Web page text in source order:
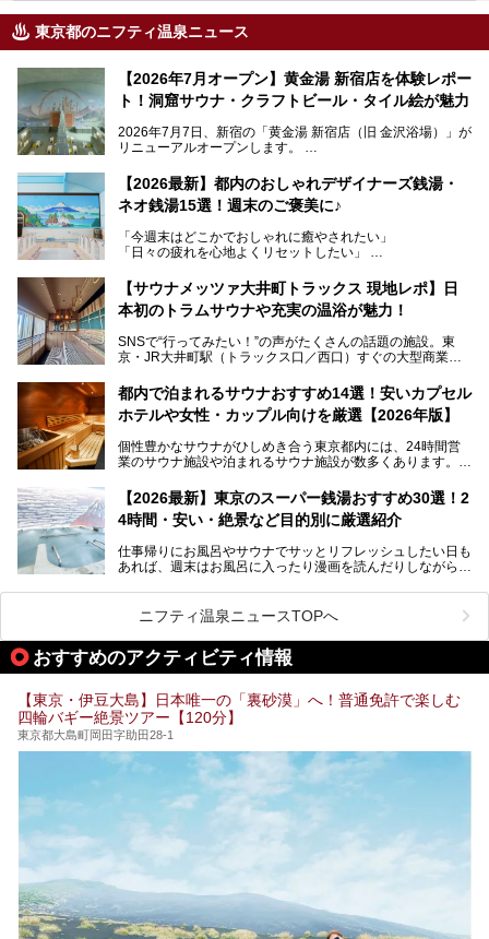
東京都のニフティ温泉ニュース
【2026年7月オープン】黄金湯 新宿店を体験レポー
ト！洞窟サウナ・クラフトビール・タイル絵が魅力
2026年7月7日、新宿の「黄金湯 新宿店（旧 金沢浴場）」が
リニューアルオープンします。
レトロでノスタルジックなタイル絵はそのまま、昔からここ
を知る地元の人にも、新しく足を運んでくれる人にも愛され
る、今の時代の"銭湯"として生まれ変わりました。洞窟のよ
ビアバーなど、新しく登場したスポットも併せて紹介しま
す。充実した設備があるのに、基本の入浴料が銭湯価格の5
【2026最新】都内のおしゃれデザイナーズ銭湯・
ネオ銭湯15選！週末のご褒美に♪
「今週末はどこかでおしゃれに癒やされたい」
「日々の疲れを心地よくリセットしたい」
となっている新しいスタイルの銭湯です。
最近、SNSやメディアで「デザイナーズ銭湯」や「ネオ銭
本記事では、そもそもこれらがどんな銭湯なのか、その気に
いおしゃれな名店15選を、おすすめの順番で一挙にご紹介
します。
【サウナメッツァ大井町トラックス 現地レポ】日
本初のトラムサウナや充実の温浴が魅力！
SNSで“行ってみたい！”の声がたくさんの話題の施設。東
京・JR大井町駅（トラックス口／西口）すぐの大型商業施
ツァ大井町トラックス」がニューオープン。施設の様子をレ
ポ―トします。
都内で泊まれるサウナおすすめ14選！安いカプセル
ホテルや女性・カップル向けを厳選【2026年版】
個性豊かなサウナがひしめき合う東京都内には、24時間営
業のサウナ施設や泊まれるサウナ施設が数多くあります。
を旅の目的とする「サ旅」や自分へのご褒美のための宿泊な
ど、自分の好きなタイミングで好きなだけサ活ができるのが
魅力です。
最近では、男性専用施設だけでなく、カップルや女性に嬉し
い個室サウナも増えてきました。
ら、特におすすめしたい施設14選をご紹介します。
してみてください。
【2026最新】東京のスーパー銭湯おすすめ30選！2
4時間・安い・絶景など目的別に厳選紹介
仕事帰りにお風呂やサウナでサッとリフレッシュしたい日も
あれば、週末はお風呂に入ったり漫画を読んだりしながら一
また、終電を逃してしまい、「このまま朝までゆっくりでき
る場所があれば」と探した経験がある人も多いのではないで
しょうか。
そこで本記事では、東京でおすすめのスーパー銭湯を、目的
24時間営業で宿泊できる施設や、1,000円以下で楽しめる安
い施設、デートや休日レジャーにもぴったりなエンタメ要素
が充実した施設など、利用のシーンに合わせて参考にしてく
ださい。
ニフティ温泉ニュースTOPへ
おすすめのアクティビティ情報
【東京・伊豆大島】日本唯一の「裏砂漠」へ！普通免許で楽しむ
四輪バギー絶景ツアー【120分】
東京都大島町岡田字助田28-1